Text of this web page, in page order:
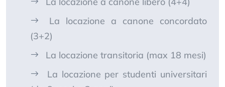
La locazione a canone concordato
(3+2)
La locazione transitoria (max 18 mesi)
La locazione per studenti universitari